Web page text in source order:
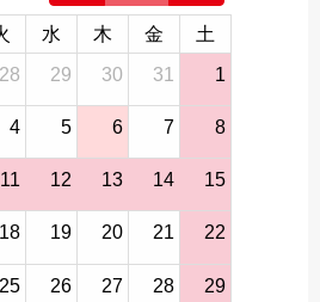
水 木 金
土
28 29 30 31 1
4 5 6 7 8
11 12 13 14 15
18 19 20 21 22
25 26 27 28 29